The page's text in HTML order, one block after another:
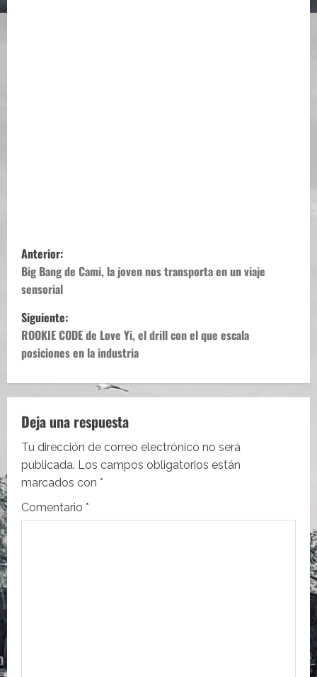
N
a
v
e
g
a
c
i
ó
n
Anterior:
Big Bang de Cami, la joven nos transporta en un viaje
sensorial
Siguiente:
ROOKIE CODE de Love Yi, el drill con el que escala
posiciones en la industria
Deja una respuesta
Tu dirección de correo electrónico no será
publicada. Los campos obligatorios están
marcados con *
Comentario *